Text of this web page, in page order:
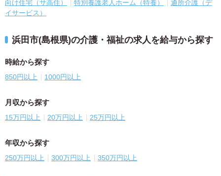
向け住宅（サ高住）
特別養護老人ホーム（特養）
通所介護（デ
イサービス）
浜田市(島根県)の介護・福祉の求人を給与から探す
時給から探す
850円以上 1000円以上
月収から探す
15万円以上 20万円以上 25万円以上
年収から探す
250万円以上 300万円以上 350万円以上